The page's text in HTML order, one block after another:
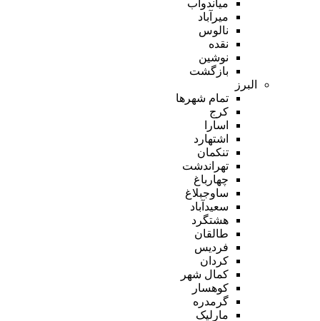
میاندوآب
میرآباد
نالوس
نقده
نوشین
بازگشت
البرز
تمام شهر‌ها
کرج
اسارا
اشتهارد
تنکمان
تهراندشت
چهارباغ
ساوجبلاغ
سعیدآباد
هشتگرد
طالقان
فردیس
کردان
کمال شهر
کوهسار
گرمدره
مارلیک